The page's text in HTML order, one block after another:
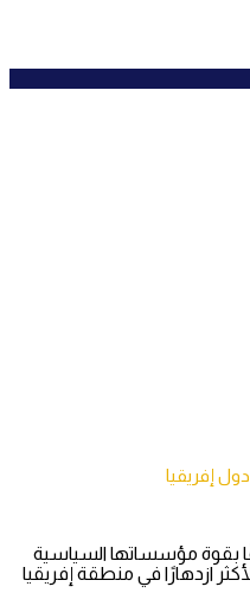
إفريقيا
بقوة مؤسساتها السياسية
ازدهارًا في منطقة إفريقيا